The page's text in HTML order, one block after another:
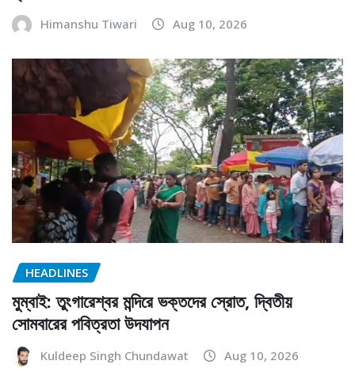
Himanshu Tiwari Aug 10, 2026
HEADLINES
মুম্বাই: তুংগারেশ্বর মন্দিরে ভক্তদের স্রোত, দ্বিতীয়
সোমবারের পবিত্রতা উদযাপন
Kuldeep Singh Chundawat Aug 10, 2026